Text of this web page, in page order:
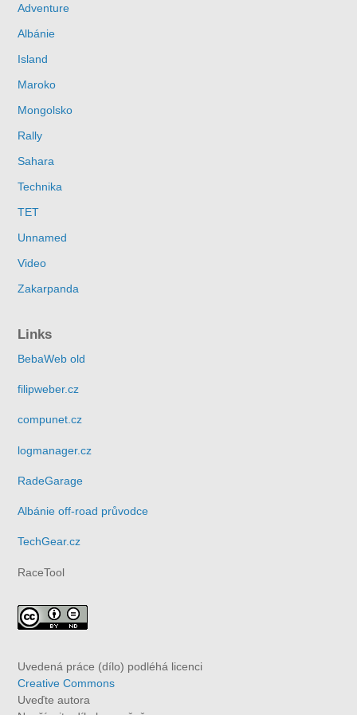
Adventure
Albánie
Island
Maroko
Mongolsko
Rally
Sahara
Technika
TET
Unnamed
Video
Zakarpanda
Links
BebaWeb old
filipweber.cz
compunet.cz
logmanager.cz
RadeGarage
Albánie off-road průvodce
TechGear.cz
RaceTool
Uvedená práce (dílo) podléhá licenci
Creative Commons
Uveďte autora